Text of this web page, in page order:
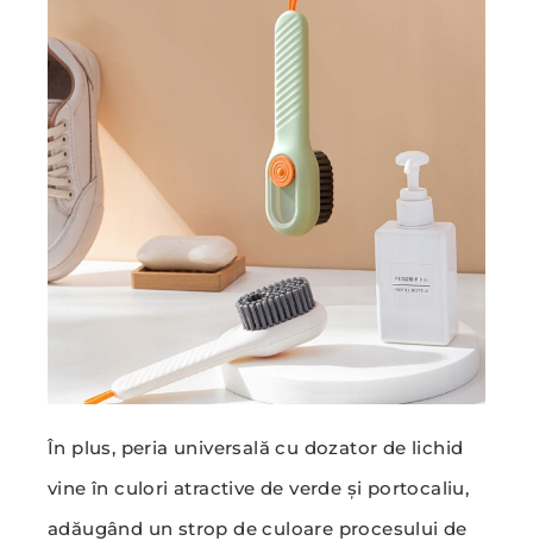
În plus, peria universală cu dozator de lichid
vine în culori atractive de verde și portocaliu,
adăugând un strop de culoare procesului de